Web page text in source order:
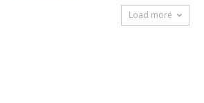
Load more